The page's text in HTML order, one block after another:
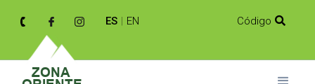
ES | EN Código 